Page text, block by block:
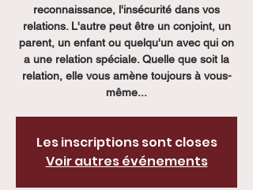
reconnaissance, l'insécurité dans vos
relations. L'autre peut être un conjoint, un
parent, un enfant ou quelqu'un avec qui on
a une relation spéciale. Quelle que soit la
relation, elle vous amène toujours à vous-
même...
Les inscriptions sont closes
Voir autres événements